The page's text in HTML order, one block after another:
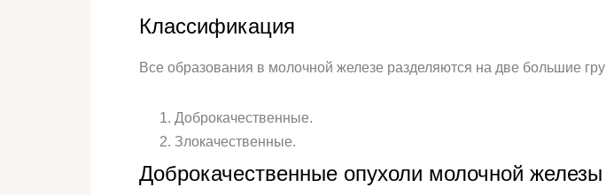
Классификация
Все образования в молочной железе разделяются на две большие
Доброкачественные.
Злокачественные.
Доброкачественные опухоли молочной железы